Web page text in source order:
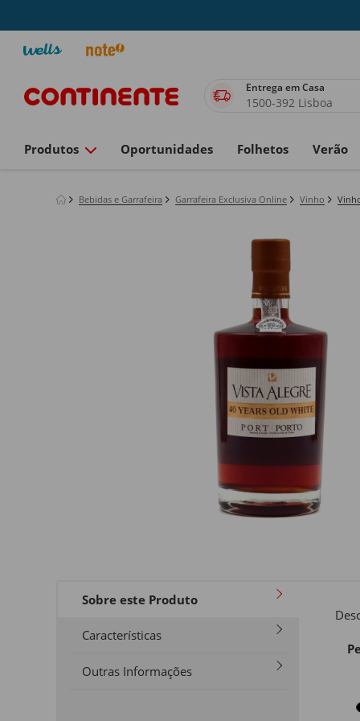
Entrega em Casa
1500-392 Lisboa
Produtos Oportunidades Folhetos Verão
Bebidas e Garrafeira Garrafeira Exclusiva Online Vinho
Sobre este Produto
Características
Outras Informações